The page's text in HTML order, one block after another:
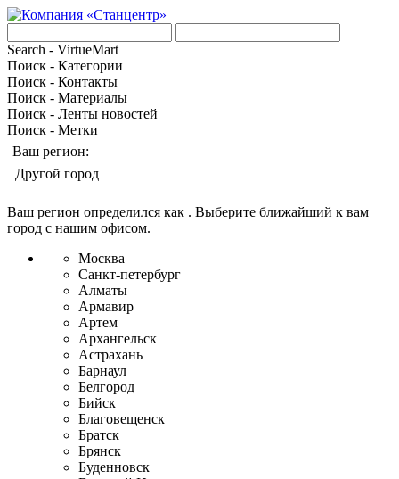
Search - VirtueMart
Поиск - Категории
Поиск - Контакты
Поиск - Материалы
Поиск - Ленты новостей
Поиск - Метки
Ваш регион:
Другой город
Ваш регион определился как . Выберите ближайший к вам
город с нашим офисом.
Москва
Санкт-петербург
Алматы
Армавир
Артем
Архангельск
Астрахань
Барнаул
Белгород
Бийск
Благовещенск
Братск
Брянск
Буденновск